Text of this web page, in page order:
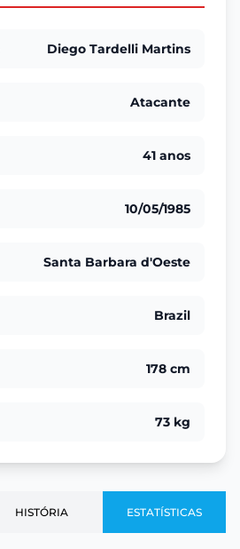
Diego Tardelli Martins
Atacante
41 anos
10/05/1985
Santa Barbara d'Oeste
Brazil
178 cm
73 kg
HISTÓRIA ESTATÍSTICAS